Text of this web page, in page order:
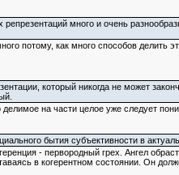
много и очень
потому, как много способов
который никогда не может
на части целое уже следует
бытия субъективности в
- первородный грех. Ангел
в когерентном состоянии. Он